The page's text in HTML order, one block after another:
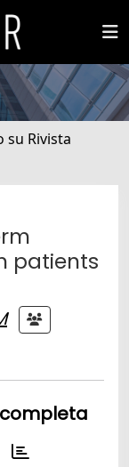
su Rivista
patients